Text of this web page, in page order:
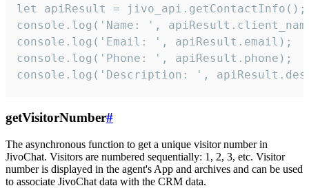
let apiResult = jivo_api.getContactInfo();
console.log('Name: ',
console.log('Email: ', apiResult.email);
console.log('Phone: ', apiResult.phone);
console.log('Description: ',
getVisitorNumber#
The asynchronous function to get a unique visitor number in
JivoChat. Visitors are numbered sequentially: 1, 2, 3, etc. Visitor
number is displayed in the agent's App and archives and can be used
to associate JivoChat data with the CRM data.